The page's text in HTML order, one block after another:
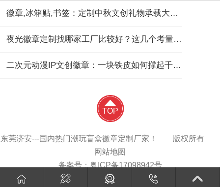
徽章,冰箱贴,书签：定制中秋文创礼物承载大团圆！
夜光徽章定制找哪家工厂比较好？这几个考量维度要记住！
二次元动漫IP文创徽章：一块铁皮如何撑起千亿“谷子经济”？
TOP
东莞济安---国内热门潮玩盲盒徽章定制厂家！ 版权所有
网站地图
备案号： 粤ICP备17098942号